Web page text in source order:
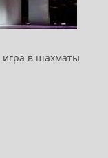
игра в шахматы